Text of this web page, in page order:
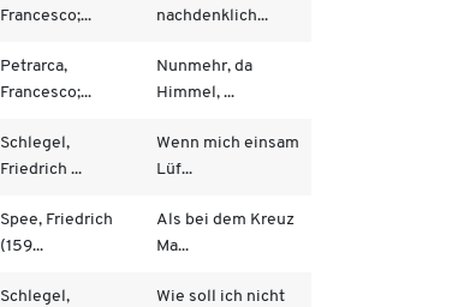
Francesco;...
nachdenklich...
Petrarca,
Francesco;...
Nunmehr, da
Himmel, ...
Schlegel,
Friedrich ...
Wenn mich einsam
Lüf...
Spee, Friedrich
(159...
Als bei dem Kreuz
Ma...
Schlegel,
Wie soll ich nicht